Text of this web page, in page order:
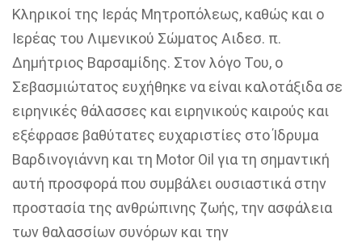
Κληρικοί της Ιεράς Μητροπόλεως, καθώς και ο
Ιερέας του Λιμενικού Σώματος Αιδεσ. π.
Δημήτριος Βαρσαμίδης. Στον λόγο Του, ο
Σεβασμιώτατος ευχήθηκε να είναι καλοτάξιδα σε
ειρηνικές θάλασσες και ειρηνικούς καιρούς και
εξέφρασε βαθύτατες ευχαριστίες στο Ίδρυμα
Βαρδινογιάννη και τη Motor Oil για τη σημαντική
αυτή προσφορά που συμβάλει ουσιαστικά στην
προστασία της ανθρώπινης ζωής, την ασφάλεια
των θαλασσίων συνόρων και την